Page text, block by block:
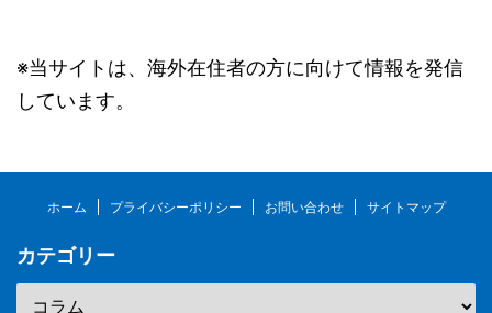
※当サイトは、海外在住者の方に向けて情報を発信
しています。
ホーム プライバシーポリシー お問い合わせ サイトマップ
カテゴリー